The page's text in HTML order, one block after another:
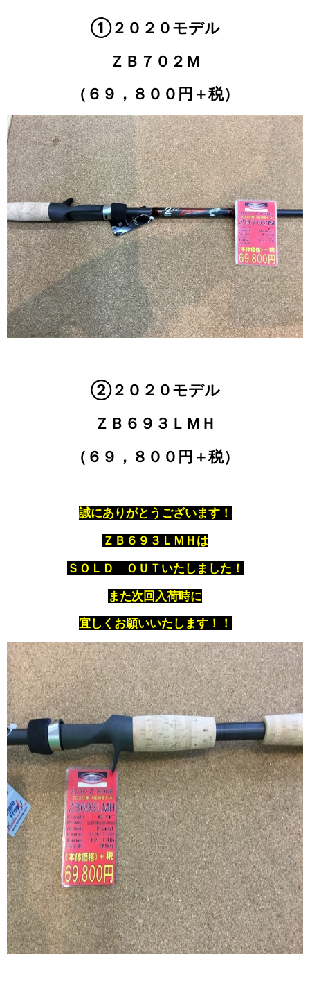
①２０２０モデル
ＺＢ７０２Ｍ
（６９，８００円＋税）
②２０２０モデル
ＺＢ６９３ＬＭＨ
（６９，８００円＋税）
誠にありがとうございます！
ＺＢ６９３ＬＭＨは
ＳＯＬＤ ＯＵＴいたしました！
また次回入荷時に
宜しくお願いいたします！！